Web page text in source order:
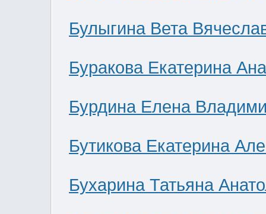
Булыгина Вета
Буракова Екатерина
Бурдина Елена
Бутикова Екатерина
Бухарина Татьяна